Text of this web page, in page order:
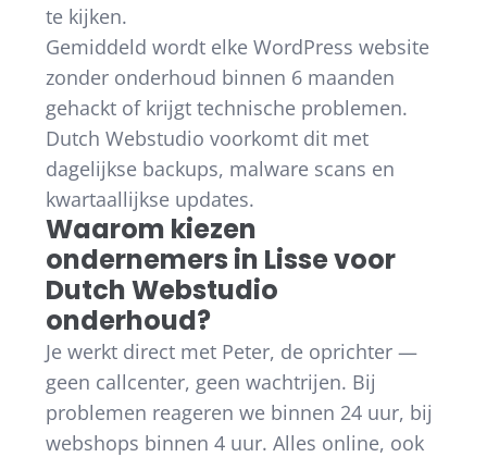
te kijken.
Gemiddeld wordt elke WordPress website
zonder onderhoud binnen 6 maanden
gehackt of krijgt technische problemen.
Dutch Webstudio voorkomt dit met
dagelijkse backups, malware scans en
kwartaallijkse updates.
Waarom kiezen
ondernemers in Lisse voor
Dutch Webstudio
onderhoud?
Je werkt direct met Peter, de oprichter —
geen callcenter, geen wachtrijen. Bij
problemen reageren we binnen 24 uur, bij
webshops binnen 4 uur. Alles online, ook